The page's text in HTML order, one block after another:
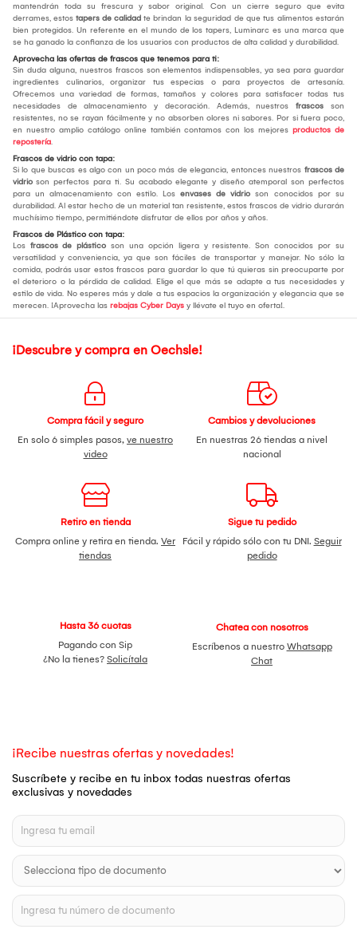
mantendrán toda su frescura y sabor original. Con un cierre seguro que evita
derrames, estos tapers de calidad te brindan la seguridad de que tus alimentos estarán
bien protegidos. Un referente en el mundo de los tapers, Luminarc es una marca que
se ha ganado la confianza de los usuarios con productos de alta calidad y durabilidad.
Aprovecha las ofertas de frascos que tenemos para ti:
Sin duda alguna, nuestros frascos son elementos indispensables, ya sea para guardar
ingredientes culinarios, organizar tus especias o para proyectos de artesanía.
Ofrecemos una variedad de formas, tamaños y colores para satisfacer todas tus
necesidades de almacenamiento y decoración. Además, nuestros frascos son
resistentes, no se rayan fácilmente y no absorben olores ni sabores. Por si fuera poco,
en nuestro amplio catálogo online también contamos con los mejores productos de
repostería.
Frascos de vidrio con tapa:
Si lo que buscas es algo con un poco más de elegancia, entonces nuestros frascos de
vidrio son perfectos para ti. Su acabado elegante y diseño atemporal son perfectos
para un almacenamiento con estilo. Los envases de vidrio son conocidos por su
durabilidad. Al estar hecho de un material tan resistente, estos frascos de vidrio durarán
muchísimo tiempo, permitiéndote disfrutar de ellos por años y años.
Frascos de Plástico con tapa:
Los frascos de plástico son una opción ligera y resistente. Son conocidos por su
versatilidad y conveniencia, ya que son fáciles de transportar y manejar. No sólo la
comida, podrás usar estos frascos para guardar lo que tú quieras sin preocuparte por
el deterioro o la pérdida de calidad. Elige el que más se adapte a tus necesidades y
estilo de vida. No esperes más y dale a tus espacios la organización y elegancia que se
merecen. ¡Aprovecha las rebajas Cyber Days y llévate el tuyo en oferta!.
¡Descubre y compra en Oechsle!
Compra fácil y seguro
En solo 6 simples pasos, ve nuestro
video
Cambios y devoluciones
En nuestras 26 tiendas a nivel
nacional
Retiro en tienda
Compra online y retira en tienda. Ver
tiendas
Sigue tu pedido
Fácil y rápido sólo con tu DNI. Seguir
pedido
Hasta 36 cuotas
Pagando con Sip
¿No la tienes? Solicítala
Chatea con nosotros
Escríbenos a nuestro Whatsapp
Chat
¡Recibe nuestras ofertas y novedades!
Suscríbete y recibe en tu inbox todas nuestras ofertas
exclusivas y novedades